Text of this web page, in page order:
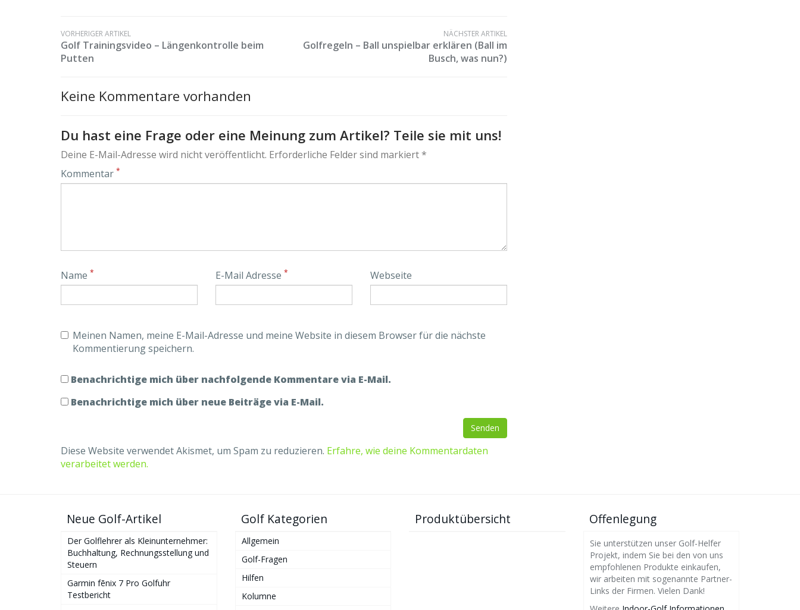
VORHERIGER ARTIKEL
Golf Trainingsvideo – Längenkontrolle beim
Putten
NÄCHSTER ARTIKEL
Golfregeln – Ball unspielbar erklären (Ball im
Busch, was nun?)
Keine Kommentare vorhanden
Du hast eine Frage oder eine Meinung zum Artikel? Teile sie mit uns!
Deine E-Mail-Adresse wird nicht veröffentlicht. Erforderliche Felder sind markiert *
Kommentar *
Name * E-Mail Adresse * Webseite
Meinen Namen, meine E-Mail-Adresse und meine Website in diesem Browser für die nächste
Kommentierung speichern.
Benachrichtige mich über nachfolgende Kommentare via E-Mail.
Benachrichtige mich über neue Beiträge via E-Mail.
Diese Website verwendet Akismet, um Spam zu reduzieren. Erfahre, wie deine Kommentardaten
verarbeitet werden.
Neue Golf-Artikel
Der Golflehrer als Kleinunternehmer:
Buchhaltung, Rechnungsstellung und
Steuern
Garmin fēnix 7 Pro Golfuhr
Testbericht
Golf Kategorien
Allgemein
Golf-Fragen
Hilfen
Kolumne
Produktübersicht Offenlegung
Sie unterstützen unser Golf-Helfer
Projekt, indem Sie bei den von uns
empfohlenen Produkte einkaufen,
wir arbeiten mit sogenannte Partner-
Links der Firmen. Vielen Dank!